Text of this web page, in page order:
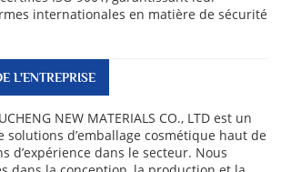
internationales en matière de sécurité
L'ENTREPRISE
NEW MATERIALS CO., LTD est un
d’emballage cosmétique haut de
d’expérience dans le secteur. Nous